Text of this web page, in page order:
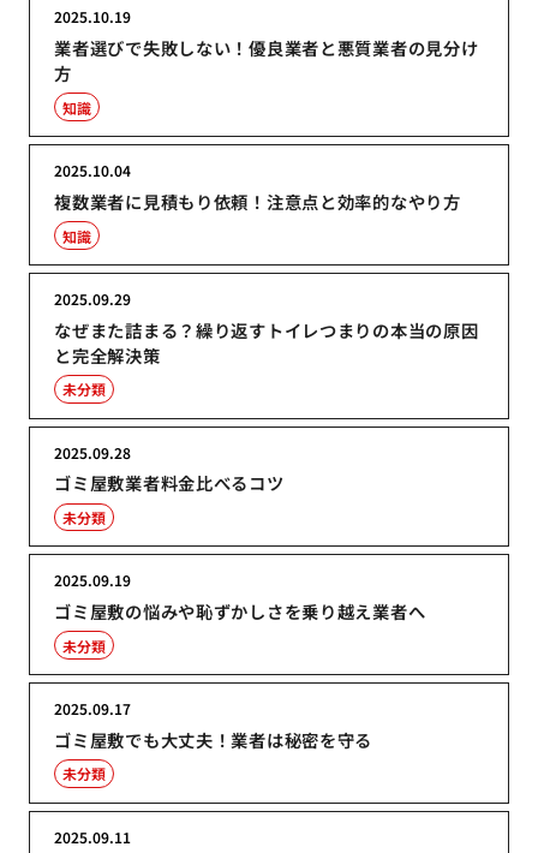
業者選びで失敗しない！優良業者と悪質業者の見分け
方
2025.10.19
知識
複数業者に見積もり依頼！注意点と効率的なやり方
2025.10.04
知識
なぜまた詰まる？繰り返すトイレつまりの本当の原因
と完全解決策
2025.09.29
未分類
ゴミ屋敷業者料金比べるコツ
2025.09.28
未分類
ゴミ屋敷の悩みや恥ずかしさを乗り越え業者へ
2025.09.19
未分類
ゴミ屋敷でも大丈夫！業者は秘密を守る
2025.09.17
未分類
2025.09.11